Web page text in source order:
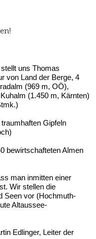
uns Thomas
von Land der Berge, 4
(969 m, OÖ),
(1.450 m, Kärnten)
Gipfeln
bewirtschafteten Almen
man inmitten einer
Wir stellen die
Seen vor (Hochmuth-
Altaussee-
Edlinger, Leiter der